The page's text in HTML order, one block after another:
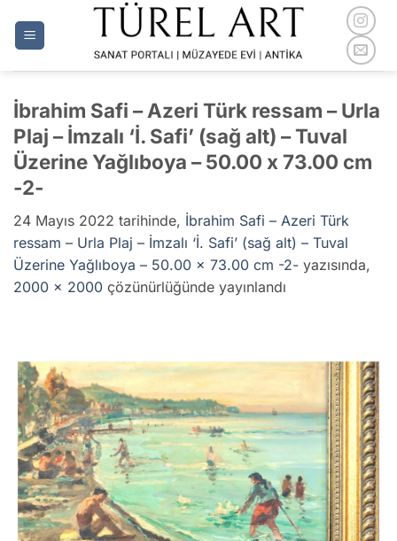
İbrahim Safi – Azeri Türk ressam – Urla
Plaj – İmzalı ‘İ. Safi’ (sağ alt) – Tuval
Üzerine Yağlıboya – 50.00 x 73.00 cm
-2-
24 Mayıs 2022 tarihinde, İbrahim Safi – Azeri Türk
ressam – Urla Plaj – İmzalı ‘İ. Safi’ (sağ alt) – Tuval
Üzerine Yağlıboya – 50.00 x 73.00 cm -2- yazısında,
2000 × 2000 çözünürlüğünde yayınlandı